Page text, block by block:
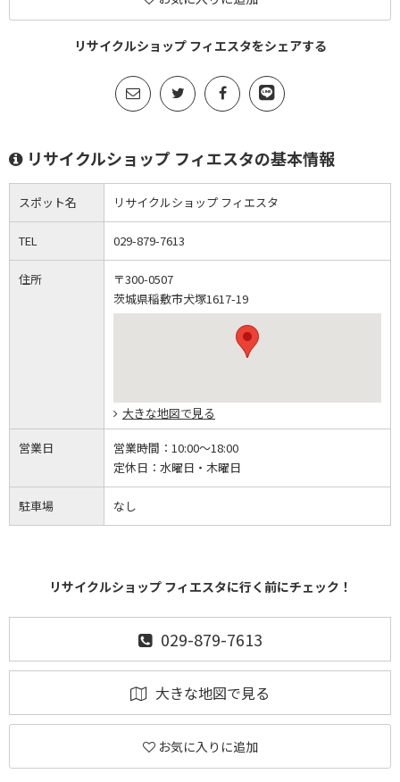
リサイクルショップ フィエスタをシェアする
リサイクルショップ フィエスタの基本情報
スポット名 リサイクルショップ フィエスタ
TEL 029-879-7613
住所
〒300-0507
茨城県稲敷市犬塚1617-19
大きな地図で見る
営業日 営業時間： 10:00～18:00
定休日： 水曜日・木曜日
駐車場 なし
リサイクルショップ フィエスタに行く前にチェック！
029-879-7613
大きな地図で見る
お気に入りに追加